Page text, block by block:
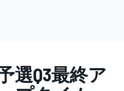
選Q3最終ア